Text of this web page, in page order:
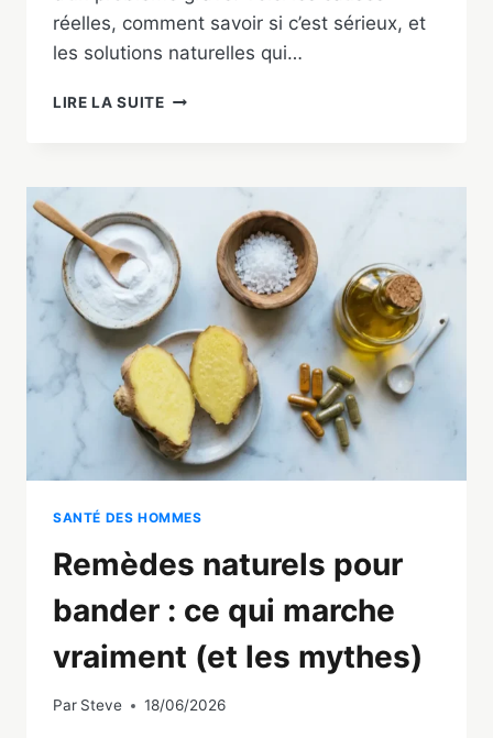
réelles, comment savoir si c’est sérieux, et
les solutions naturelles qui…
LIRE LA SUITEBANDER
ET
SOLUTIONS
NATURELLES
POUR
Y
REMÉDIER
SANTÉ DES HOMMES
Remèdes naturels pour
bander : ce qui marche
vraiment (et les mythes)
Par Steve 18/06/2026